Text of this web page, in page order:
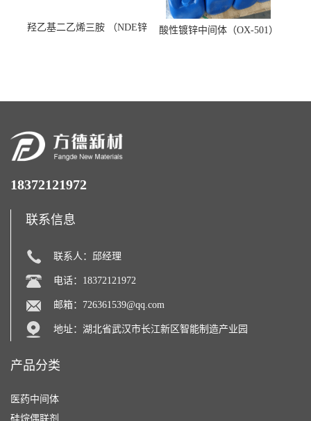
羟乙基二乙烯三胺 （NDE锌
酸性镀锌中间体（OX-501）
18372121972
联系信息
联系人：邱经理
电话：18372121972
邮箱： 726361539@qq.com
地址：湖北省武汉市长江新区智能制造产业园
产品分类
医药中间体
硅烷偶联剂